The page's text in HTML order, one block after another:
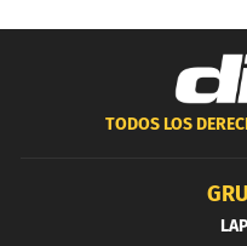
TODOS LOS